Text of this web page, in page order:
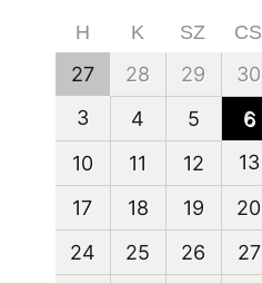
H K SZ CS
27 28 29 30
3
4 5 6
10
11 12 13
17
18 19 20
24
25 26 27